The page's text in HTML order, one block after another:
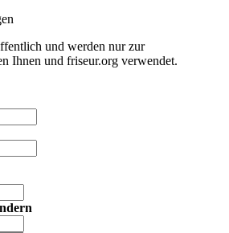
und werden nur zur
Ihnen und friseur.org verwendet.